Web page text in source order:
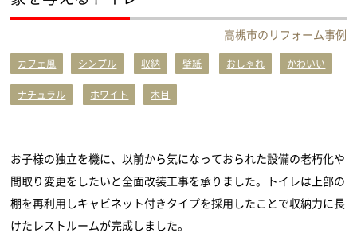
高槻市のリフォーム事例
カフェ風 シンプル 収納 壁紙 おしゃれ かわいい
ナチュラル ホワイト 木目
お子様の独立を機に、以前から気になっておられた設備の老朽化や
間取り変更をしたいと全面改装工事を承りました。トイレは上部の
棚を再利用しキャビネット付きタイプを採用したことで収納力に長
けたレストルームが完成しました。